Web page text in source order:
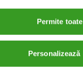
Permite toate
Personalizează